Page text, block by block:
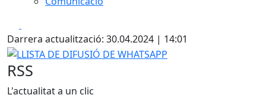
Darrera actualització: 30.04.2024 | 14:01
LLISTA DE DIFUSIÓ DE WHATSAPP
RSS
L'actualitat a un clic